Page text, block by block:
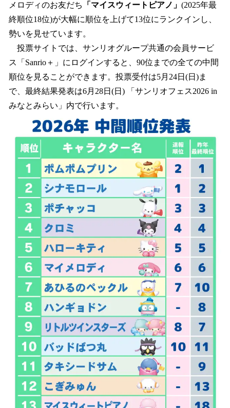
メロディのお友だち
「マイスウィートピアノ」 (2025年最
終順位18位)が大幅に順位を上げて13位にランクインし、
勢いを見せています。
投票サイトでは、サンリオグループ共通の会員サービ
ス「Sanrio＋」にログインすると、90位までの全ての中間
順位を見ることができます。投票受付は5月24日(日)ま
で、最終結果発表は6月28日(日) 「サンリオフェス2026 in
みなとみらい」内で行います。